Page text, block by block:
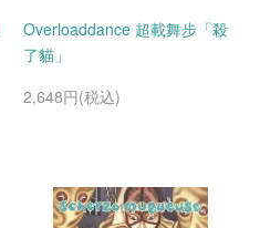
Overloaddance 超載舞步「殺
了貓」
2,648円(税込)